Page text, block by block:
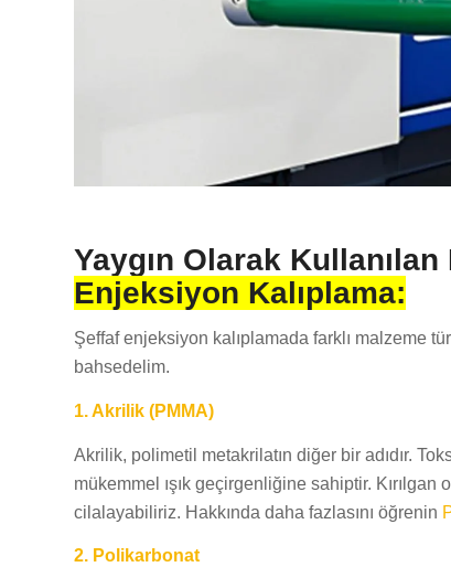
Yaygın Olarak
Enjeksiyon Kalıplama:
Şeffaf enjeksiyon kalıplamada farklı malzeme
bahsedelim.
1. Akrilik (PMMA)
Akrilik, polimetil metakrilatın diğer bir adıdır.
mükemmel ışık geçirgenliğine sahiptir. Kırılgan
cilalayabiliriz. Hakkında daha fazlasını öğrenin
2. Polikarbonat